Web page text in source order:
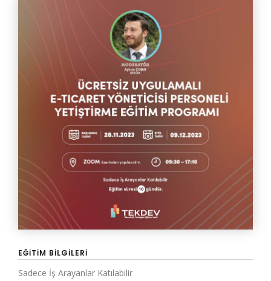
EĞITIM BILGILERI
Sadece İş Arayanlar Katılabilir